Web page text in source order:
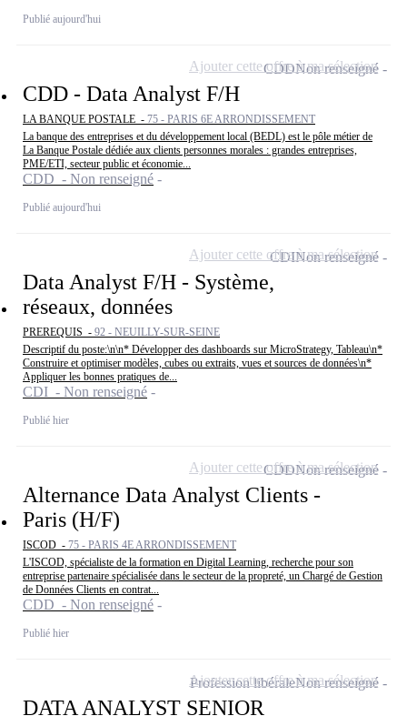
Publié aujourd'hui
CDD - Data Analyst F/H
LA BANQUE POSTALE - 75 - PARIS 6E ARRONDISSEMENT
La banque des entreprises et du développement local (BEDL) est le pôle métier de
La Banque Postale dédiée aux clients personnes morales : grandes entreprises,
PME/ETI, secteur public et économie...
CDD - Non renseigné
Publié aujourd'hui
CDDNon renseigné
Ajouter cette offre à ma sélection
Data Analyst F/H - Système,
réseaux, données
PREREQUIS - 92 - NEUILLY-SUR-SEINE
Descriptif du poste:\n\n* Développer des dashboards sur MicroStrategy, Tableau\n*
Construire et optimiser modèles, cubes ou extraits, vues et sources de données\n*
Appliquer les bonnes pratiques de...
CDI - Non renseigné
Publié hier
CDINon renseigné
Ajouter cette offre à ma sélection
Alternance Data Analyst Clients -
Paris (H/F)
ISCOD - 75 - PARIS 4E ARRONDISSEMENT
L'ISCOD, spécialiste de la formation en Digital Learning, recherche pour son
entreprise partenaire spécialisée dans le secteur de la propreté, un Chargé de Gestion
de Données Clients en contrat...
CDD - Non renseigné
Publié hier
CDDNon renseigné
Ajouter cette offre à ma sélection
DATA ANALYST SENIOR
Profession libéraleNon renseigné
Ajouter cette offre à ma sélection